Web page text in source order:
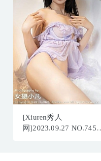
[Xiuren秀人
网]2023.09.27 NO.7451